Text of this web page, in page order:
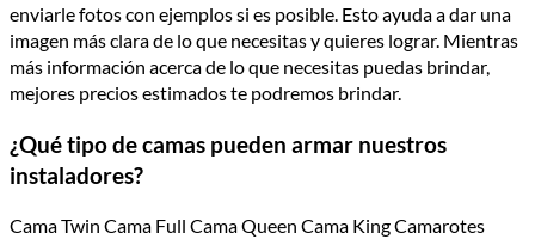
enviarle fotos con ejemplos si es posible. Esto ayuda a dar una
imagen más clara de lo que necesitas y quieres lograr. Mientras
más información acerca de lo que necesitas puedas brindar,
mejores precios estimados te podremos brindar.
¿Qué tipo de camas pueden armar nuestros
instaladores?
Cama Twin Cama Full Cama Queen Cama King Camarotes